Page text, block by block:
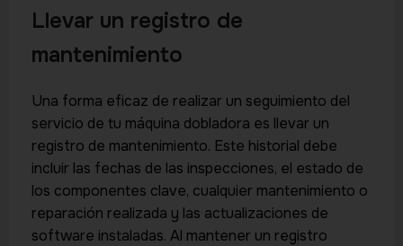
Llevar un registro de
mantenimiento
Una forma eficaz de realizar un seguimiento del
servicio de tu máquina dobladora es llevar un
registro de mantenimiento. Este historial debe
incluir las fechas de las inspecciones, el estado de
los componentes clave, cualquier mantenimiento o
reparación realizada y las actualizaciones de
software instaladas. Al mantener un registro